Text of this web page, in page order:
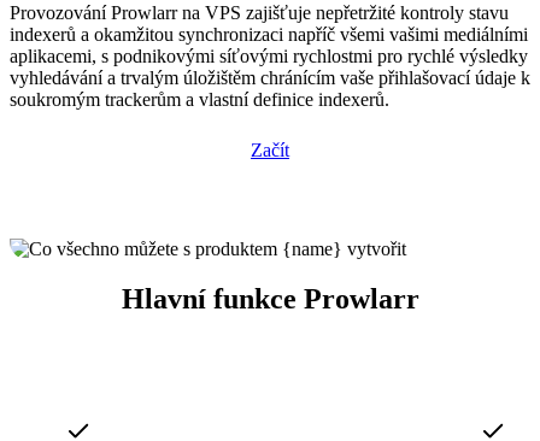
Provozování Prowlarr na VPS zajišťuje nepřetržité kontroly stavu
indexerů a okamžitou synchronizaci napříč všemi vašimi mediálními
aplikacemi, s podnikovými síťovými rychlostmi pro rychlé výsledky
vyhledávání a trvalým úložištěm chránícím vaše přihlašovací údaje k
soukromým trackerům a vlastní definice indexerů.
Začít
Hlavní funkce Prowlarr